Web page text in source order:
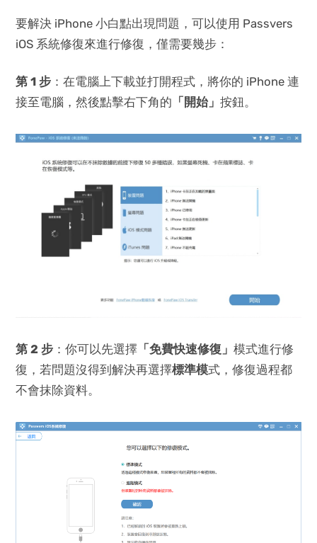
要解決 iPhone 小白點出現問題，可以使用 Passvers
iOS 系統修復來進行修復，僅需要幾步：
第 1 步 ：在電腦上下載並打開程式，將你的 iPhone 連
接至電腦，然後點擊右下角的 「開始」按鈕。
第 2 步 ：你可以先選擇 「免費快速修復」模式進行修
復，若問題沒得到解決再選擇標準模式，修復過程都
不會抹除資料。